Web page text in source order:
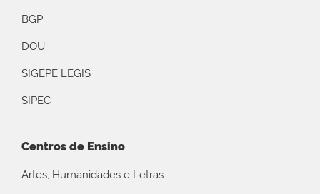
BGP
DOU
SIGEPE LEGIS
SIPEC
Centros de Ensino
Artes, Humanidades e Letras